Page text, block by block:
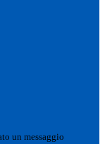
un messaggio